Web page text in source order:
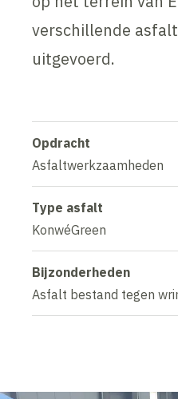
verschillende
uitgevoerd.
Opdracht
Asfaltwerkzaamheden
Type asfalt
KonwéGreen
Bijzonderheden
Asfalt bestand tegen